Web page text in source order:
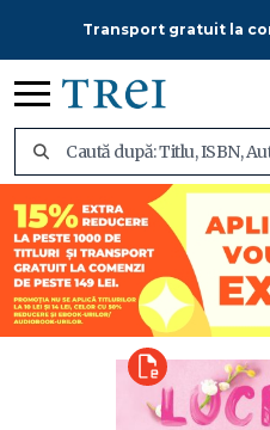
Transport gratuit la